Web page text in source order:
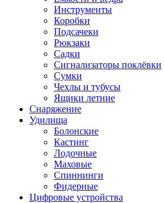
Инструменты
Коробки
Подсачеки
Рюкзаки
Садки
Сигнализаторы поклёвки
Сумки
Чехлы и тубусы
Ящики летние
Снаряжение
Удилища
Болонские
Кастинг
Лодочные
Маховые
Спиннинги
Фидерные
Цифровые устройства